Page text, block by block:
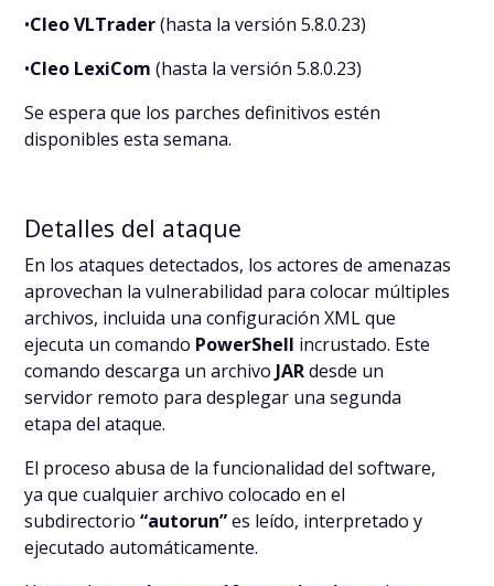
•Cleo VLTrader(hasta la versión 5.8.0.23)
•Cleo LexiCom (hasta la versión 5.8.0.23)
Se espera que los parches definitivos estén
disponibles esta semana.
Detalles del ataque
En los ataques detectados, los actores de amenazas
aprovechan la vulnerabilidad para colocar múltiples
archivos, incluida una configuración XML que
ejecuta un comando PowerShell incrustado. Este
comando descarga un archivo JARdesde un
servidor remoto para desplegar una segunda
etapa del ataque.
El proceso abusa de la funcionalidad del software,
ya que cualquier archivo colocado en el
subdirectorio“autorun”es leído, interpretado y
ejecutado automáticamente.